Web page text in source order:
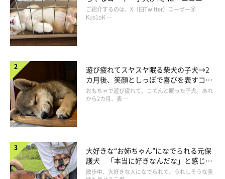
ぬいぐるみと並ぶアンディーくん
＠anchan_0115_andy
飼い主さんは、当時の状況をこう振り返ります。
コ“コーギースマイル”が魅力のコに成
長！
ご紹介するのは、X（旧Twitter）ユーザー＠
Kus1oK …
遊び疲れてスヤスヤ眠る柴犬の子犬→2
カ月後、笑顔としっぽで喜びを表すコに
成長！
おもちゃで遊び疲れて、こてんと眠った子犬。あれ
から2カ月、表 …
大好きな“お姉ちゃん”になでられる元保
護犬 「本当に好きなんだな」と感じる
表情にほっこり
散歩中、大好きな人になでられて、うれしそうな表